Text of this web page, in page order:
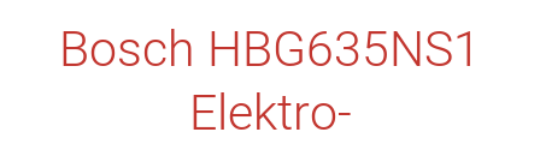
Bosch HBG635NS1
Elektro-